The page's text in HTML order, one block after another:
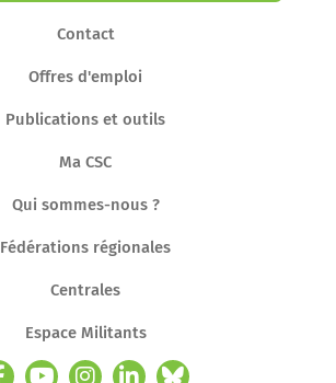
Contact
Offres d'emploi
Publications et outils
Ma CSC
Qui sommes-nous ?
Fédérations régionales
Centrales
Espace Militants